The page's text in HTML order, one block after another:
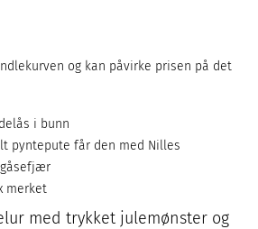
og kan påvirke prisen på det
i bunn
pyntepute får den med Nilles
merket
med trykket julemønster og